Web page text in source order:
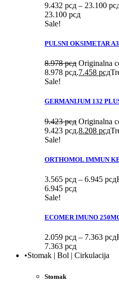
9.432 рсд – 23.100
23.100 рсд
Sale!
PULSNI OKSIMETAR
8.978рсд Originalna
8.978 рсд.7.458 рсд
Sale!
GERMANIJUM 132
9.423рсд Originalna
9.423 рсд.8.208 рсд
Sale!
ORTHOMOL IMMUN
3.565 рсд – 6.945 рсд
6.945 рсд
Sale!
ECOMER IMUNO
2.059 рсд – 7.363 рсд
7.363 рсд
•Stomak | Bol | Cirkulacija
Stomak